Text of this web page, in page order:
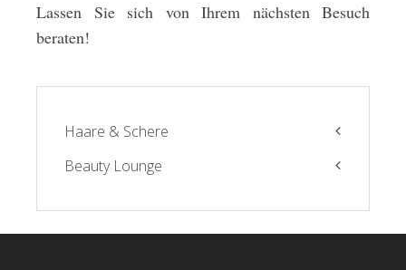
Lassen Sie sich von Ihrem nächsten Besuch
beraten!
Haare & Schere
Friseur
Haarverdichtung
Beauty Lounge